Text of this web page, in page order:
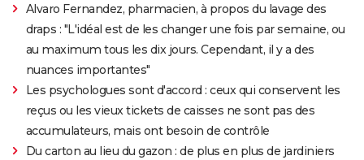
Alvaro Fernandez, pharmacien, à propos du lavage des
draps : "L'idéal est de les changer une fois par semaine, ou
au maximum tous les dix jours. Cependant, il y a des
nuances importantes"
Les psychologues sont d'accord : ceux qui conservent les
reçus ou les vieux tickets de caisses ne sont pas des
accumulateurs, mais ont besoin de contrôle
Du carton au lieu du gazon : de plus en plus de jardiniers